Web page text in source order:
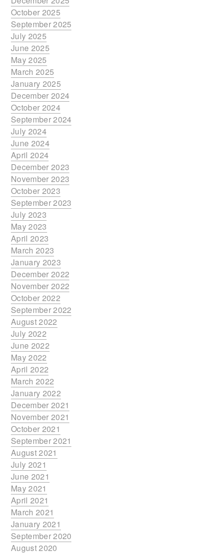
October 2025
September 2025
July 2025
June 2025
May 2025
March 2025
January 2025
December 2024
October 2024
September 2024
July 2024
June 2024
April 2024
December 2023
November 2023
October 2023
September 2023
July 2023
May 2023
April 2023
March 2023
January 2023
December 2022
November 2022
October 2022
September 2022
August 2022
July 2022
June 2022
May 2022
April 2022
March 2022
January 2022
December 2021
November 2021
October 2021
September 2021
August 2021
July 2021
June 2021
May 2021
April 2021
March 2021
January 2021
September 2020
August 2020